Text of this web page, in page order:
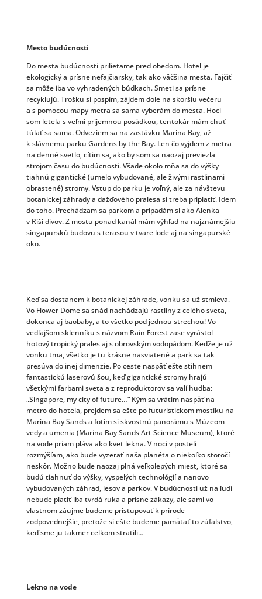
Mesto budúcnosti
Do mesta budúcnosti prilietame pred obedom. Hotel je
ekologický a prísne nefajčiarsky, tak ako väčšina mesta. Fajčiť
sa môže iba vo vyhradených búdkach. Smeti sa prísne
recyklujú. Trošku si pospím, zájdem dole na skoršiu večeru
a s pomocou mapy metra sa sama vyberám do mesta. Hoci
som letela s veľmi príjemnou posádkou, tentokár mám chuť
túlať sa sama. Odveziem sa na zastávku Marina Bay, až
k slávnemu parku Gardens by the Bay. Len čo vyjdem z metra
na denné svetlo, cítim sa, ako by som sa naozaj previezla
strojom času do budúcnosti. Všade okolo mňa sa do výšky
tiahnú gigantické (umelo vybudované, ale živými rastlinami
obrastené) stromy. Vstup do parku je voľný, ale za návštevu
botanickej záhrady a dažďového pralesa si treba priplatiť. Idem
do toho. Prechádzam sa parkom a pripadám si ako Alenka
v Ríši divov. Z mostu ponad kanál mám výhľad na najznámejšiu
singapurskú budovu s terasou v tvare lode aj na singapurské
oko.
Keď sa dostanem k botanickej záhrade, vonku sa už stmieva.
Vo Flower Dome sa snáď nachádzajú rastliny z celého sveta,
dokonca aj baobaby, a to všetko pod jednou strechou! Vo
vedľajšom sklenníku s názvom Rain Forest zase vyrástol
hotový tropický prales aj s obrovským vodopádom. Keďže je už
vonku tma, všetko je tu krásne nasviatené a park sa tak
presúva do inej dimenzie. Po ceste naspäť ešte stihnem
fantastickú laserovú šou, keď gigantické stromy hrajú
všetkými farbami sveta a z reproduktorov sa valí hudba:
„Singapore, my city of future…“ Kým sa vrátim naspäť na
metro do hotela, prejdem sa ešte po futuristickom mostíku na
Marina Bay Sands a fotím si skvostnú panorámu s Múzeom
vedy a umenia (Marina Bay Sands Art Science Museum), ktoré
na vode priam pláva ako kvet lekna. V noci v posteli
rozmýšľam, ako bude vyzerať naša planéta o niekoľko storočí
neskôr. Možno bude naozaj plná veľkolepých miest, ktoré sa
budú tiahnuť do výšky, vyspelých technológií a nanovo
vybudovaných záhrad, lesov a parkov. V budúcnosti už na ľudí
nebude platiť iba tvrdá ruka a prísne zákazy, ale sami vo
vlastnom záujme budeme pristupovať k prírode
zodpovednejšie, pretože si ešte budeme pamätať to zúfalstvo,
keď sme ju takmer celkom stratili…
Lekno na vode